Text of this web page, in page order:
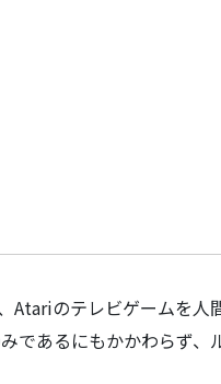
のテレビゲームを
であるにもかかわらず